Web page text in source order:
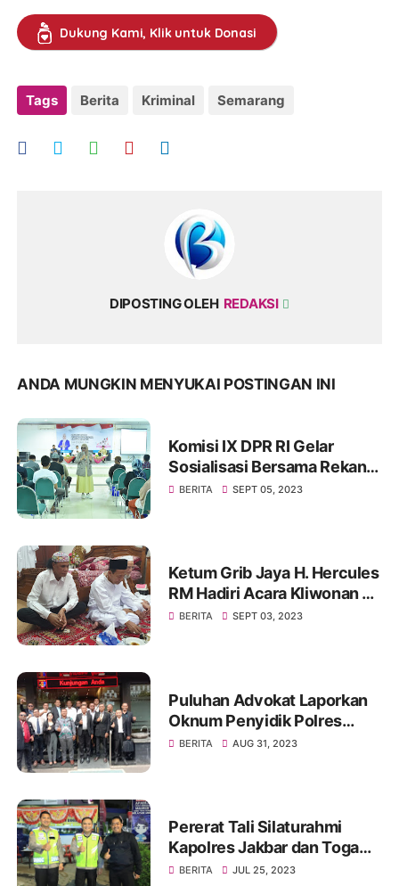
Dukung Kami, Klik untuk Donasi
Tags Berita Kriminal Semarang
DIPOSTING OLEH REDAKSI
ANDA MUNGKIN MENYUKAI POSTINGAN INI
Komisi IX DPR RI Gelar
Sosialisasi Bersama Rekan
Mitra Kerjanya BKKBN di
BERITA SEPT 05, 2023
Ketum Grib Jaya H. Hercules
RM Hadiri Acara Kliwonan di
Pekalongan dan Milad Ke 11
BERITA SEPT 03, 2023
Puluhan Advokat Laporkan
Oknum Penyidik Polres
JAKSEL Ke Propam Mabes
BERITA AUG 31, 2023
Pererat Tali Silaturahmi
Kapolres Jakbar dan Toga
Serta Tomas, Ini Kata Tokoh
BERITA JUL 25, 2023